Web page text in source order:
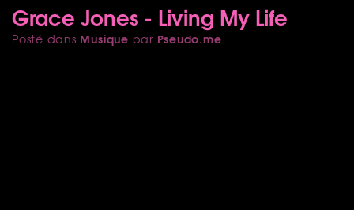
Grace Jones - Living My Life
Posté dans Musique par Pseudo.me